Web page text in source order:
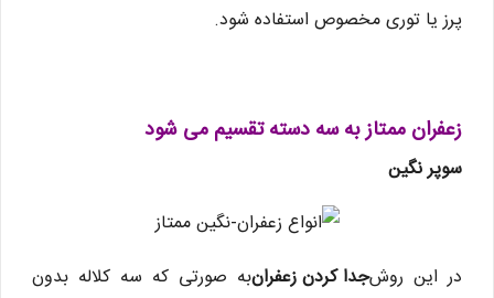
پرز یا توری مخصوص استفاده شود.
زعفران ممتاز به سه دسته تقسیم می شود
سوپر نگین
در این روشجدا کردن زعفرانبه صورتی که سه کلاله بدون